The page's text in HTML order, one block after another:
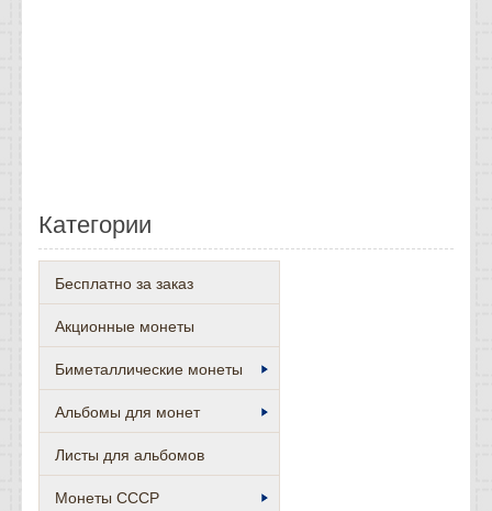
Категории
Бесплатно за заказ
Акционные монеты
Биметаллические монеты
Альбомы для монет
Листы для альбомов
Монеты СССР